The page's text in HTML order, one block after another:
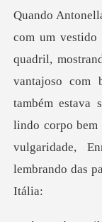
Quando
com um vestido
quadril,
vantajoso com